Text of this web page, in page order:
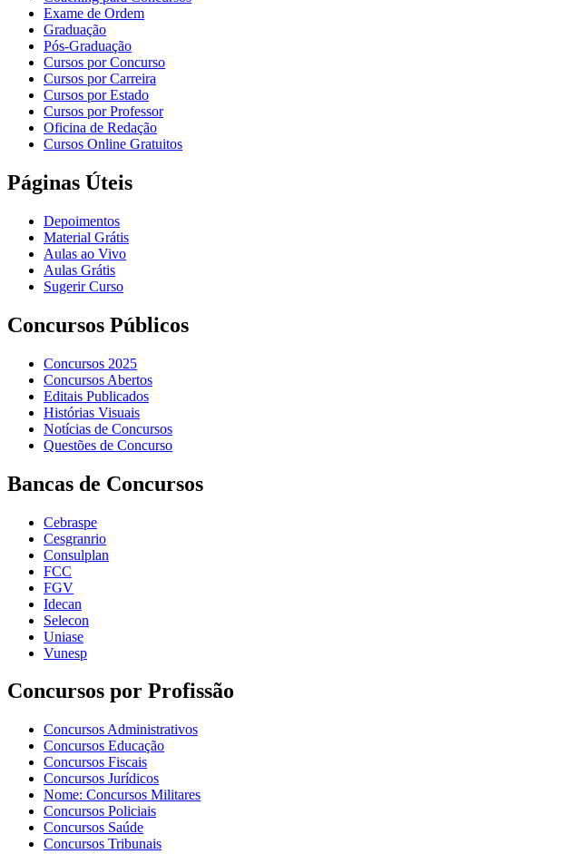
Exame de Ordem
Graduação
Pós-Graduação
Cursos por Concurso
Cursos por Carreira
Cursos por Estado
Cursos por Professor
Oficina de Redação
Cursos Online Gratuitos
Páginas Úteis
Depoimentos
Material Grátis
Aulas ao Vivo
Aulas Grátis
Sugerir Curso
Concursos Públicos
Concursos 2025
Concursos Abertos
Editais Publicados
Histórias Visuais
Notícias de Concursos
Questões de Concurso
Bancas de Concursos
Cebraspe
Cesgranrio
Consulplan
FCC
FGV
Idecan
Selecon
Uniase
Vunesp
Concursos por Profissão
Concursos Administrativos
Concursos Educação
Concursos Fiscais
Concursos Jurídicos
Nome: Concursos Militares
Concursos Policiais
Concursos Saúde
Concursos Tribunais